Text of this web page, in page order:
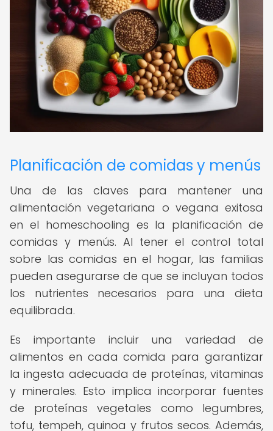
Planificación de comidas y menús
Una de las claves para mantener una
alimentación vegetariana o vegana exitosa
en el homeschooling es la planificación de
comidas y menús. Al tener el control total
sobre las comidas en el hogar, las familias
pueden asegurarse de que se incluyan todos
los nutrientes necesarios para una dieta
equilibrada.
Es importante incluir una variedad de
alimentos en cada comida para garantizar
la ingesta adecuada de proteínas, vitaminas
y minerales. Esto implica incorporar fuentes
de proteínas vegetales como legumbres,
tofu, tempeh, quinoa y frutos secos. Además,